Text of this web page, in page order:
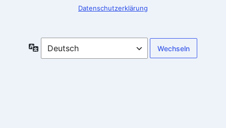
Datenschutzerklärung
Sprache